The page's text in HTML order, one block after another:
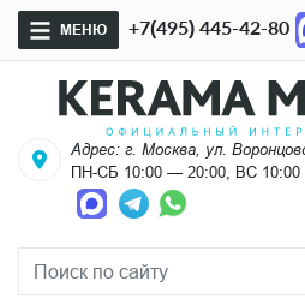
МЕНЮ +7(495) 445-42-80
Адрес: г. Москва, ул.
ПН-СБ 10:00 — 20:00, ВС